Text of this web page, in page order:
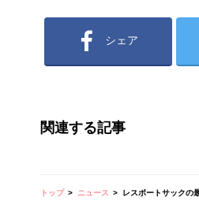
シェア
関連する記事
トップ ニュース レスポートサックの